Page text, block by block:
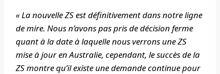
« La nouvelle ZS est définitivement dans notre ligne
de mire. Nous n’avons pas pris de décision ferme
quant à la date à laquelle nous verrons une ZS
mise à jour en Australie, cependant, le succès de la
ZS montre qu’il existe une demande continue pour